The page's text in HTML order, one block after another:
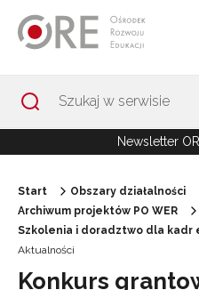
Newsletter
Start
Obszary działalności
Archiwum projektów PO WER
Szkolenia i doradztwo dla kadr
Aktualności
Konkurs